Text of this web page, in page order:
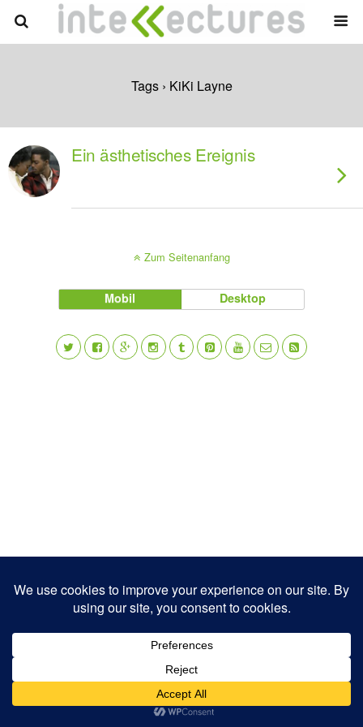
Tags › KiKi Layne
Ein ästhetisches Ereignis
Zum Seitenanfang
Mobil Desktop